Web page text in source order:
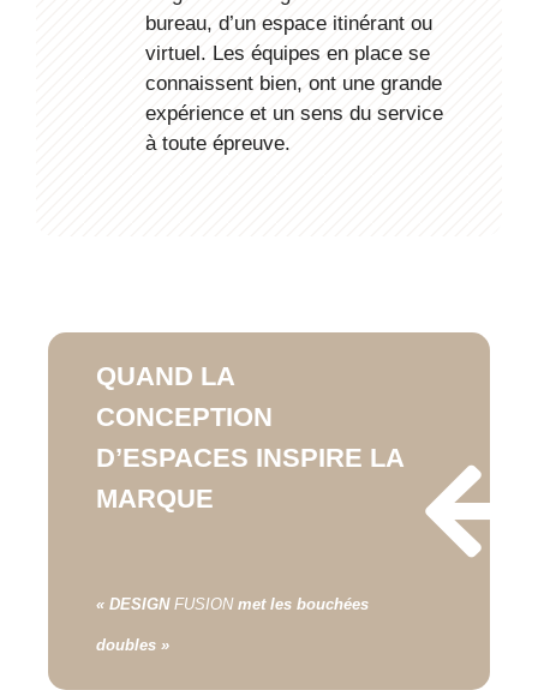
bureau, d’un espace itinérant ou
virtuel. Les équipes en place se
connaissent bien, ont une grande
expérience et un sens du service
à toute épreuve.
QUAND LA
CONCEPTION
D’ESPACES INSPIRE LA
MARQUE
« DESIGN FUSIONmet les bouchées
doubles »